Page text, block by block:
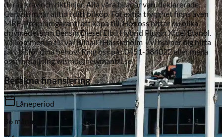
Subaru
deras krav och riktlinjer. Alla våra bilar är varudeklarerade.
Garanti ingår alltid i ditt bilköp. För extra trygghet finns även
MRF-Premiumgaranti att köpa till. Hos oss hittar du olika
drivmedel som Bensin Diesel Elbil Hybrid Plugin Xfuel Etanol.
Välkommen in till vår bilhall i Hässleholm – vi hjälper dig hitta
rätt bil för dina behov! Ring oss på : 0451-384022 eller mejla
oss: forsaljning.wismo@newmanbil.se
Beräkna finansiering
Låneperiod
36 månader